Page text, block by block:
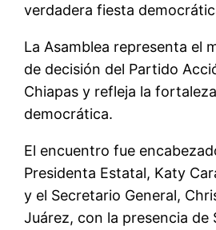
verdadera fiesta
La Asamblea representa el
de decisión del Partido
Chiapas y refleja la
democrática.
El encuentro fue
Presidenta Estatal, Katy
y el Secretario General,
Juárez, con la presencia de